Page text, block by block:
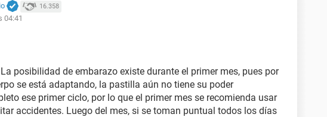
16.358
04:41
posibilidad de embarazo existe durante el primer mes, pues por
se está adaptando, la pastilla aún no tiene su poder
ese primer ciclo, por lo que el primer mes se recomienda usar
accidentes. Luego del mes, si se toman puntual todos los días